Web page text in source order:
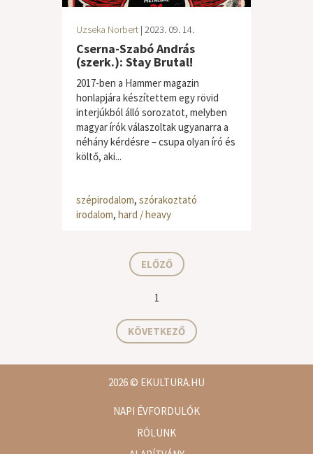
Uzseka Norbert | 2023. 09. 14.
Cserna-Szabó András
(szerk.): Stay Brutal!
2017-ben a Hammer magazin
honlapjára készítettem egy rövid
interjúkból álló sorozatot, melyben
magyar írók válaszoltak ugyanarra a
néhány kérdésre – csupa olyan író és
költő, aki...
szépirodalom, szórakoztató
irodalom, hard / heavy
ELŐZŐ
1
KÖVETKEZŐ
2026© EKULTURA.HU
NAPI ÉVFORDULÓK
RÓLUNK